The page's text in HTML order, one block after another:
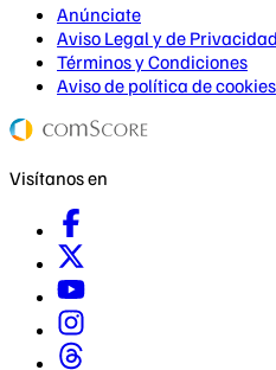
Anúnciate
Aviso Legal y de Privacidad
Términos y Condiciones
Aviso de política de cookies
Visítanos en